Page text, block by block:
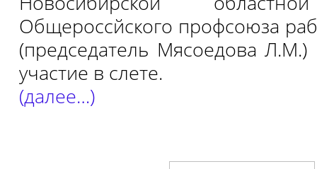
Общероссйского профсоюза
(председатель Мясоедова
участие в слете.
(далее…)